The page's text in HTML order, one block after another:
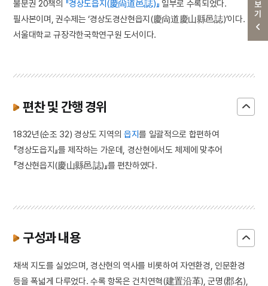
불분권 20책의 『경상도읍지(慶尙道邑誌)』 일부로 수록되었다.
필사본이며, 권수제는 ‘경상도경산현읍지(慶尙道慶山縣邑誌)’이다.
서울대학교 규장각한국학연구원 도서이다.
편찬 및 간행 경위
1832년(순조 32) 경상도 지역의읍지를 일괄적으로 합편하여
『경상도읍지』를 제작하는 가운데, 경산현에서도 체제에 맞추어
『경산현읍지(慶山縣邑誌)』를 편찬하였다.
구성과 내용
채색 지도를 실었으며, 경산현의 역사를 비롯하여 자연환경, 인문환경
등을 폭넓게 다루었다. 수록 항목은 건치연혁(建置沿革), 군명(郡名),